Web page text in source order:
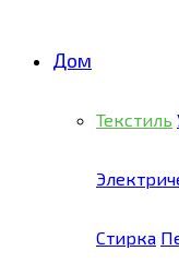
Дом
Текстиль
Стирка